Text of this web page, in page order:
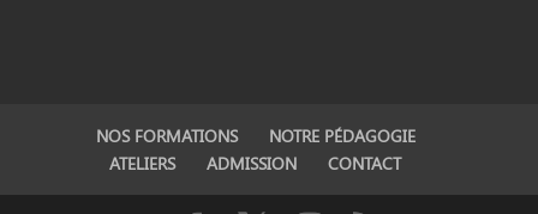
NOS FORMATIONS
NOTRE PÉDAGOGIE
ATELIERS
ADMISSION CONTACT